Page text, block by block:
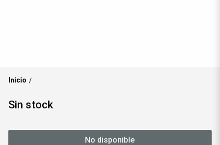
Inicio /
Sin stock
No disponible